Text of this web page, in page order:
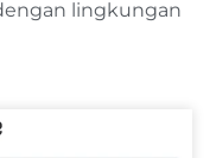
lingkungan